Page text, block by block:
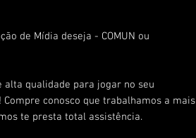
de Mídia deseja - COMUN ou
alta qualidade para jogar no seu
conosco que trabalhamos a mais
te presta total assistência.